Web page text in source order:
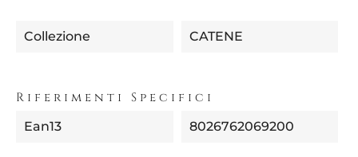
Collezione CATENE
Riferimenti Specifici
Ean13 8026762069200